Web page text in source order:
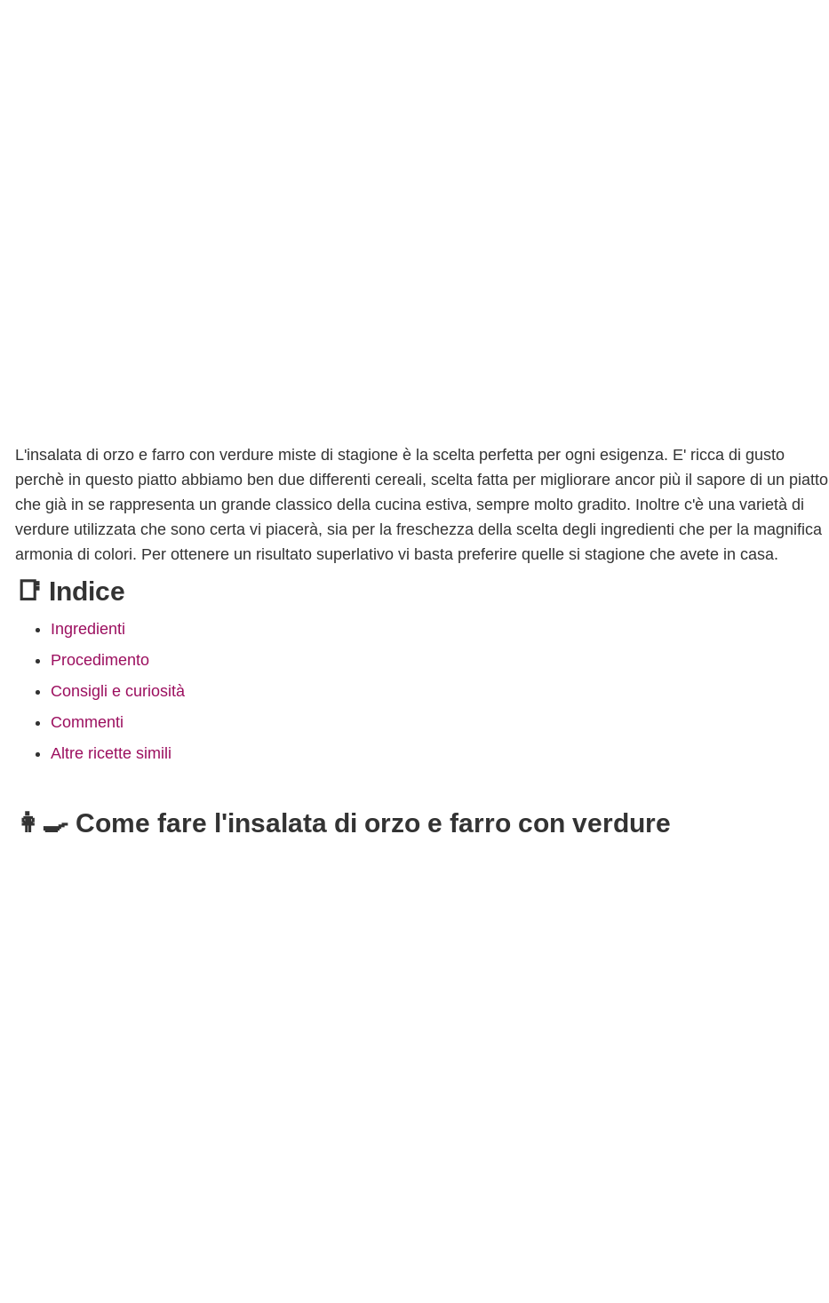
L'insalata di orzo e farro con verdure miste di stagione è la scelta perfetta per ogni esigenza. E' ricca di gusto
perchè in questo piatto abbiamo ben due differenti cereali, scelta fatta per migliorare ancor più il sapore di un piatto
che già in se rappresenta un grande classico della cucina estiva, sempre molto gradito. Inoltre c'è una varietà di
verdure utilizzata che sono certa vi piacerà, sia per la freschezza della scelta degli ingredienti che per la magnifica
armonia di colori. Per ottenere un risultato superlativo vi basta preferire quelle si stagione che avete in casa.
📑 Indice
Ingredienti
Procedimento
Consigli e curiosità
Commenti
Altre ricette simili
👩‍🍳 Come fare l'insalata di orzo e farro con verdure